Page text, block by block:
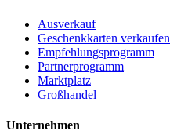
Ausverkauf
Geschenkkarten verkaufen
Empfehlungsprogramm
Partnerprogramm
Marktplatz
Großhandel
Unternehmen